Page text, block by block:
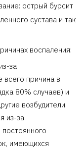
острый бурсит
сустава и так
воспаления:
за
всего причина в
80% случаев) и
возбудители.
из-за
имеющихся